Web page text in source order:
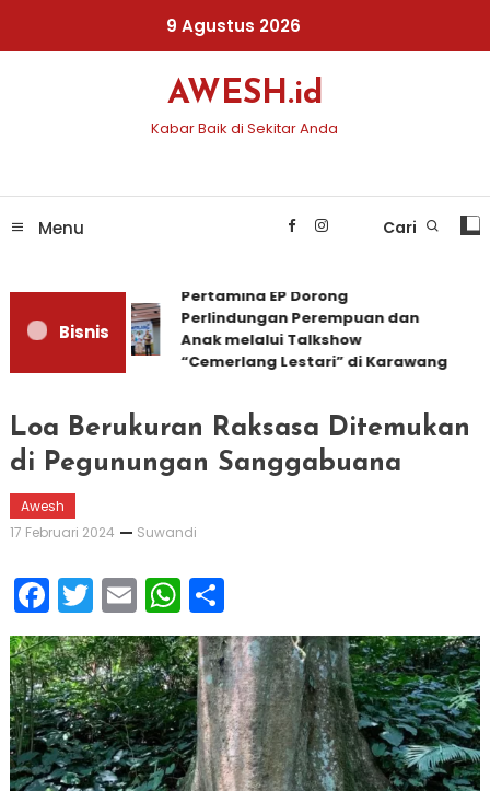
9 Agustus 2026
AWESH.id
Kabar Baik di Sekitar Anda
Menu Cari
Bisnis
Pertamina EP Dorong
Perlindungan Perempuan dan
Anak melalui Talkshow
“Cemerlang Lestari” di Karawang
Loa Berukuran Raksasa Ditemukan
di Pegunungan Sanggabuana
Awesh
17 Februari 2024
Suwandi
Facebook
Twitter
EmailWhatsApp
Share